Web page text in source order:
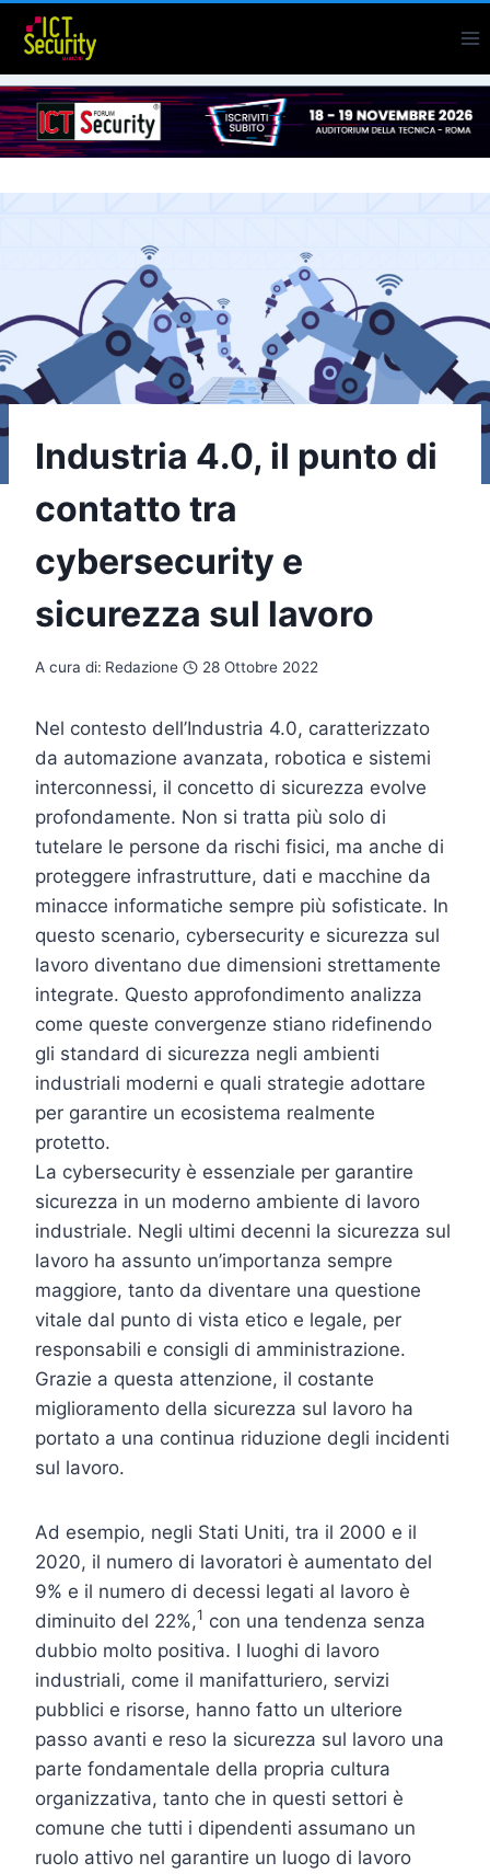
Salta
contenuto
Industria 4.0, il punto di
contatto tra
cybersecurity e
sicurezza sul lavoro
A cura di: Redazione 28 Ottobre 2022
Nel contesto dell’Industria 4.0, caratterizzato
da automazione avanzata, robotica e sistemi
interconnessi, il concetto di sicurezza evolve
profondamente. Non si tratta più solo di
tutelare le persone da rischi fisici, ma anche di
proteggere infrastrutture, dati e macchine da
minacce informatiche sempre più sofisticate. In
questo scenario, cybersecurity e sicurezza sul
lavoro diventano due dimensioni strettamente
integrate. Questo approfondimento analizza
come queste convergenze stiano ridefinendo
gli standard di sicurezza negli ambienti
industriali moderni e quali strategie adottare
per garantire un ecosistema realmente
protetto.
La cybersecurity è essenziale per garantire
sicurezza in un moderno ambiente di lavoro
industriale. Negli ultimi decenni la sicurezza sul
lavoro ha assunto un’importanza sempre
maggiore, tanto da diventare una questione
vitale dal punto di vista etico e legale, per
responsabili e consigli di amministrazione.
Grazie a questa attenzione, il costante
miglioramento della sicurezza sul lavoro ha
portato a una continua riduzione degli incidenti
sul lavoro.
Ad esempio, negli Stati Uniti, tra il 2000 e il
2020, il numero di lavoratori è aumentato del
9% e il numero di decessi legati al lavoro è
diminuito del 22%,1 con una tendenza senza
dubbio molto positiva. I luoghi di lavoro
industriali, come il manifatturiero, servizi
pubblici e risorse, hanno fatto un ulteriore
passo avanti e reso la sicurezza sul lavoro una
parte fondamentale della propria cultura
organizzativa, tanto che in questi settori è
comune che tutti i dipendenti assumano un
ruolo attivo nel garantire un luogo di lavoro